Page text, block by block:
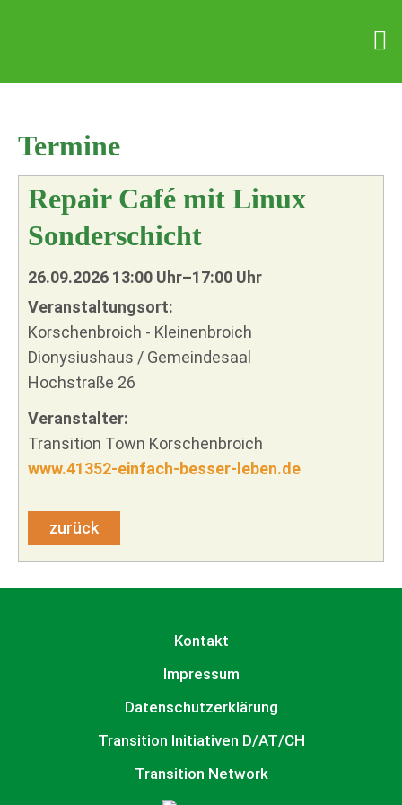
Termine
Repair Café mit Linux
Sonderschicht
26.09.2026 13:00 Uhr–17:00 Uhr
Veranstaltungsort:
Korschenbroich - Kleinenbroich
Dionysiushaus / Gemeindesaal
Hochstraße 26
Veranstalter:
Transition Town Korschenbroich
www.41352-einfach-besser-leben.de
zurück
Kontakt
Impressum
Datenschutzerklärung
Transition Initiativen D/AT/CH
Transition Network